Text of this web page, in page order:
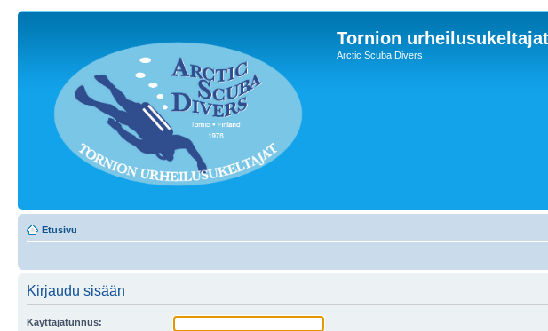
Tornion
Arctic Scuba Divers
Etusivu
Kirjaudu sisään
Käyttäjätunnus: